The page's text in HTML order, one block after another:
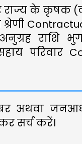
राज्य के कृषक
श्रेणी
अनुग्रह राशि
परिवार
अथवा
सर्च करें।